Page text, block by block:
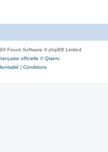
® Forum Software © phpBB Limited
officielle ©Qiaeru
| Conditions